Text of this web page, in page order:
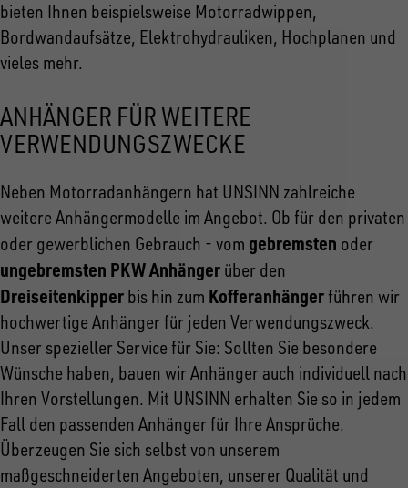
bieten Ihnen beispielsweise Motorradwippen,
Bordwandaufsätze, Elektrohydrauliken, Hochplanen und
vieles mehr.
ANHÄNGER FÜR WEITERE
VERWENDUNGSZWECKE
Neben Motorradanhängern hat UNSINN zahlreiche
weitere Anhängermodelle im Angebot. Ob für den privaten
oder gewerblichen Gebrauch - vom gebremsten oder
ungebremsten PKW Anhänger über den
Dreiseitenkipper bis hin zum Kofferanhänger führen wir
hochwertige Anhänger für jeden Verwendungszweck.
Unser spezieller Service für Sie: Sollten Sie besondere
Wünsche haben, bauen wir Anhänger auch individuell nach
Ihren Vorstellungen. Mit UNSINN erhalten Sie so in jedem
Fall den passenden Anhänger für Ihre Ansprüche.
Überzeugen Sie sich selbst von unserem
maßgeschneiderten Angeboten, unserer Qualität und